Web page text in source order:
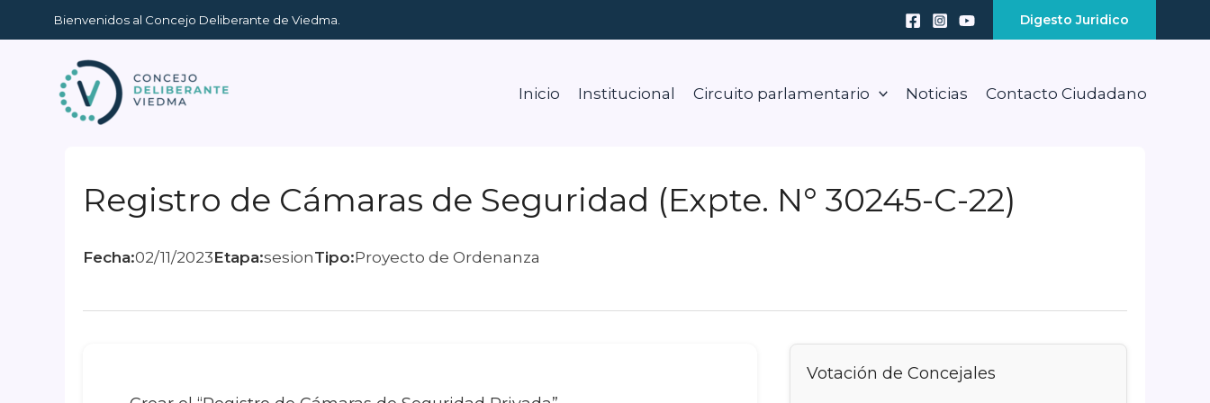
al
contenido
Bienvenidos al Concejo Deliberante de Viedma. Digesto Juridico
Inicio Institucional Circuito parlamentario Noticias Contacto Ciudadano
Registro de Cámaras de Seguridad (Expte. N° 30245-C-22)
Fecha:02/11/2023Etapa:sesionTipo:Proyecto de Ordenanza
Votación de Concejales